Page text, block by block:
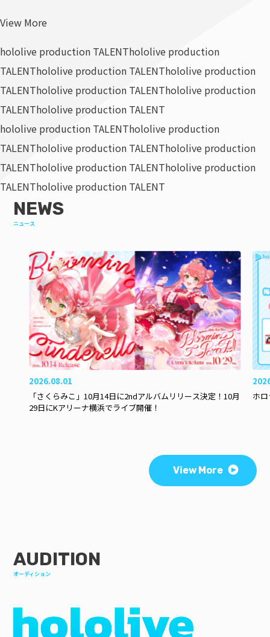
View More
hololive production TALENThololive production
TALENThololive production TALENThololive production
TALENThololive production TALENThololive production
TALENThololive production TALENT
hololive production TALENThololive production
TALENThololive production TALENThololive production
TALENThololive production TALENThololive production
TALENThololive production TALENT
NEWS
ニュース
2026.08.01
「さくらみこ」10月14日に2ndアルバムリリース決定！10月
29日にKアリーナ横浜でライブ開催！
ホ
View More
AUDITION
オーディション